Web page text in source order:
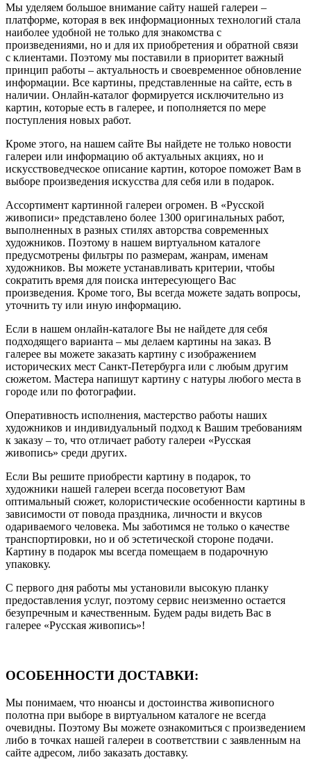
Мы уделяем большое внимание сайту нашей галереи –
платформе, которая в век информационных технологий стала
наиболее удобной не только для знакомства с
произведениями, но и для их приобретения и обратной связи
с клиентами. Поэтому мы поставили в приоритет важный
принцип работы – актуальность и своевременное обновление
информации. Все картины, представленные на сайте, есть в
наличии. Онлайн-каталог формируется исключительно из
картин, которые есть в галерее, и пополняется по мере
поступления новых работ.
Кроме этого, на нашем сайте Вы найдете не только новости
галереи или информацию об актуальных акциях, но и
искусствоведческое описание картин, которое поможет Вам в
выборе произведения искусства для себя или в подарок.
Ассортимент картинной галереи огромен. В «Русской
живописи» представлено более 1300 оригинальных работ,
выполненных в разных стилях авторства современных
художников. Поэтому в нашем виртуальном каталоге
предусмотрены фильтры по размерам, жанрам, именам
художников. Вы можете устанавливать критерии, чтобы
сократить время для поиска интересующего Вас
произведения. Кроме того, Вы всегда можете задать вопросы,
уточнить ту или иную информацию.
Если в нашем онлайн-каталоге Вы не найдете для себя
подходящего варианта – мы делаем картины на заказ. В
галерее вы можете заказать картину с изображением
исторических мест Санкт-Петербурга или с любым другим
сюжетом. Мастера напишут картину с натуры любого места в
городе или по фотографии.
Оперативность исполнения, мастерство работы наших
художников и индивидуальный подход к Вашим требованиям
к заказу – то, что отличает работу галереи «Русская
живопись» среди других.
Если Вы решите приобрести картину в подарок, то
художники нашей галереи всегда посоветуют Вам
оптимальный сюжет, колористические особенности картины в
зависимости от повода праздника, личности и вкусов
одариваемого человека. Мы заботимся не только о качестве
транспортировки, но и об эстетической стороне подачи.
Картину в подарок мы всегда помещаем в подарочную
упаковку.
С первого дня работы мы установили высокую планку
предоставления услуг, поэтому сервис неизменно остается
безупречным и качественным. Будем рады видеть Вас в
галерее «Русская живопись»!
ОСОБЕННОСТИ ДОСТАВКИ:
Мы понимаем, что нюансы и достоинства живописного
полотна при выборе в виртуальном каталоге не всегда
очевидны. Поэтому Вы можете ознакомиться с произведением
либо в точках нашей галереи в соответствии с заявленным на
сайте адресом, либо заказать доставку.